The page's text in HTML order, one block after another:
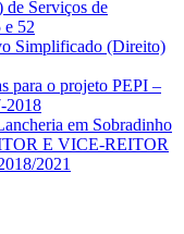
de Serviços de
e 52
Simplificado (Direito)
para o projeto PEPI –
2018
em Sobradinho
E VICE-REITOR
2021